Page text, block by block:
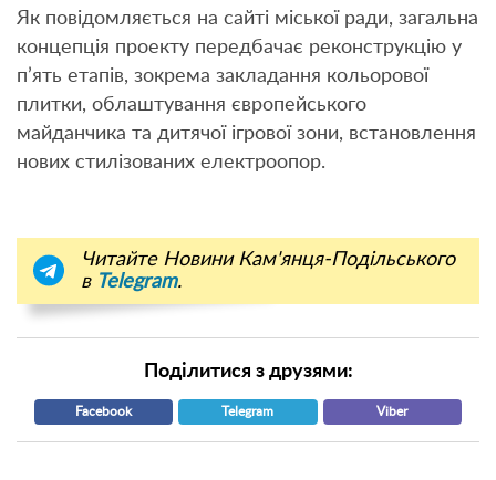
Як повідомляється на сайті міської ради, загальна
концепція проекту передбачає реконструкцію у
п’ять етапів, зокрема закладання кольорової
плитки, облаштування європейського
майданчика та дитячої ігрової зони, встановлення
нових стилізованих електроопор.
Читайте Новини Кам'янця-Подільського
в Telegram.
Поділитися з друзями:
Facebook Telegram Viber